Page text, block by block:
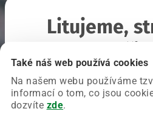
Také náš web používá cookies
Na našem webu používáme
informací o tom, co jsou
dozvíte zde.
Litujeme,
Chyba nastala na naší
Zkuste prosím znovu načíst